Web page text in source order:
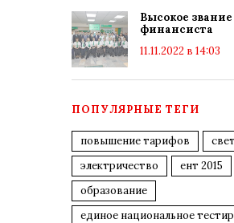
Высокое звание
финансиста
11.11.2022 в 14:03
ПОПУЛЯРНЫЕ ТЕГИ
повышение тарифов
свет
электричество
ент 2015
образование
единое национальное